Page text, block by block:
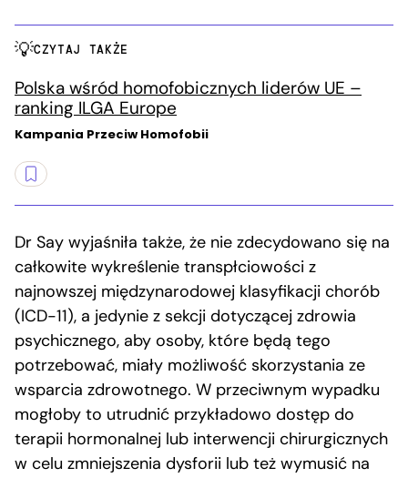
CZYTAJ TAKŻE
Polska wśród homofobicznych liderów UE –
ranking ILGA Europe
Kampania Przeciw Homofobii
Dr Say wyjaśniła także, że nie zdecydowano się na
całkowite wykreślenie transpłciowości z
najnowszej międzynarodowej klasyfikacji chorób
(ICD-11), a jedynie z sekcji dotyczącej zdrowia
psychicznego, aby osoby, które będą tego
potrzebować, miały możliwość skorzystania ze
wsparcia zdrowotnego. W przeciwnym wypadku
mogłoby to utrudnić przykładowo dostęp do
terapii hormonalnej lub interwencji chirurgicznych
w celu zmniejszenia dysforii lub też wymusić na